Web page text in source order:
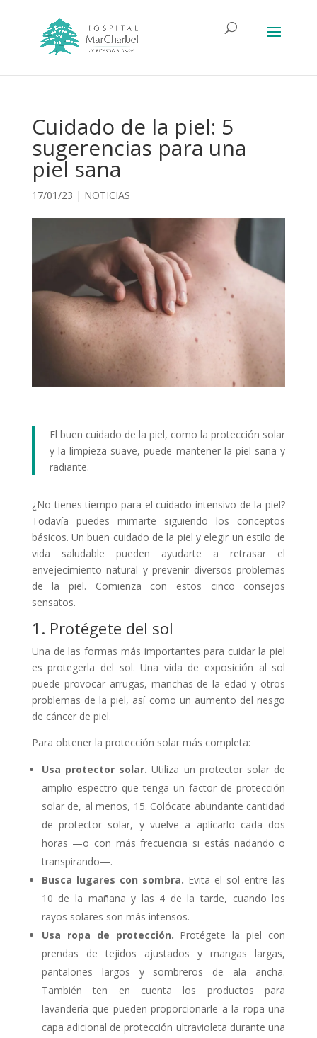
Cuidado de la piel: 5
sugerencias para una
piel sana
17/01/23 | NOTICIAS
El buen cuidado de la piel, como la protección solar
y la limpieza suave, puede mantener la piel sana y
radiante.
¿No tienes tiempo para el cuidado intensivo de la piel?
Todavía puedes mimarte siguiendo los conceptos
básicos. Un buen cuidado de la piel y elegir un estilo de
vida saludable pueden ayudarte a retrasar el
envejecimiento natural y prevenir diversos problemas
de la piel. Comienza con estos cinco consejos
sensatos.
1. Protégete del sol
Una de las formas más importantes para cuidar la piel
es protegerla del sol. Una vida de exposición al sol
puede provocar arrugas, manchas de la edad y otros
problemas de la piel, así como un aumento del riesgo
de cáncer de piel.
Para obtener la protección solar más completa:
Usa protector solar. Utiliza un protector solar de
amplio espectro que tenga un factor de protección
solar de, al menos, 15. Colócate abundante cantidad
de protector solar, y vuelve a aplicarlo cada dos
horas —o con más frecuencia si estás nadando o
transpirando—.
Busca lugares con sombra. Evita el sol entre las
10 de la mañana y las 4 de la tarde, cuando los
rayos solares son más intensos.
Usa ropa de protección. Protégete la piel con
prendas de tejidos ajustados y mangas largas,
pantalones largos y sombreros de ala ancha.
También ten en cuenta los productos para
lavandería que pueden proporcionarle a la ropa una
capa adicional de protección ultravioleta durante una